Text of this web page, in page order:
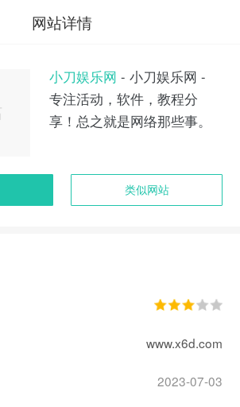
网站详情
小刀娱乐网 - 小刀娱乐网 -
专注活动，软件，教程分
享！总之就是网络那些事。
类似网站
www.x6d.com
2023-07-03